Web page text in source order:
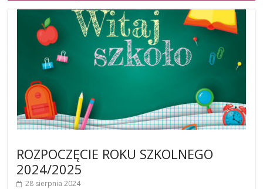
ROZPOCZĘCIE ROKU SZKOLNEGO
2024/2025
28 sierpnia 2024